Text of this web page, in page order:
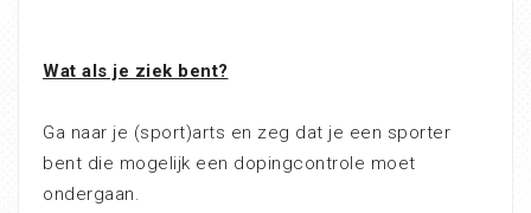
Wat als je ziek bent?
Ga naar je (sport)arts en zeg dat je een sporter
bent die mogelijk een dopingcontrole moet
ondergaan.